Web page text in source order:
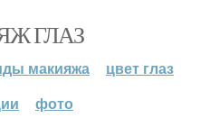
ГЛАЗ
макияжа
цвет глаз
фото